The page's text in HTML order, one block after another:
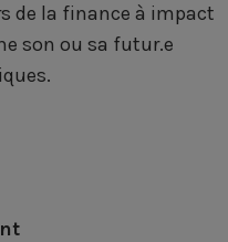
de la finance à impact
son ou sa futur.e